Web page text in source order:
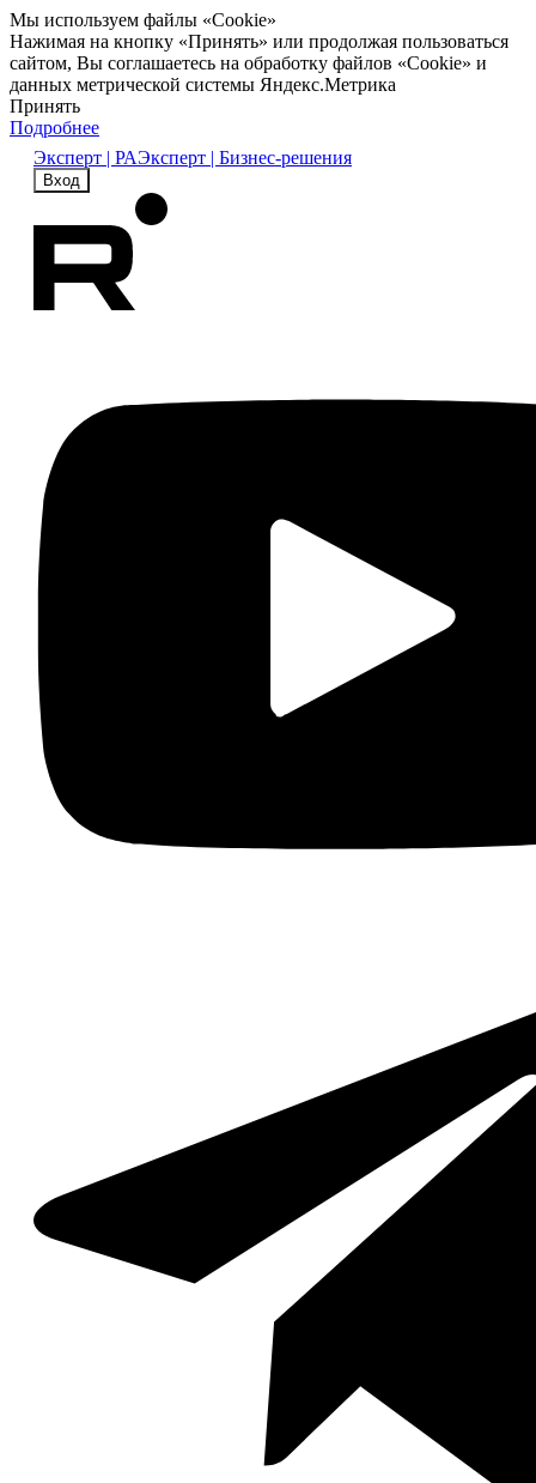
Мы используем файлы «Cookie»
Нажимая на кнопку «Принять» или продолжая пользоваться
сайтом, Вы соглашаетесь на обработку файлов «Cookie» и
данных метрической системы Яндекс.Метрика
Принять
Подробнее
Эксперт | РАЭксперт | Бизнес-решения
Вход